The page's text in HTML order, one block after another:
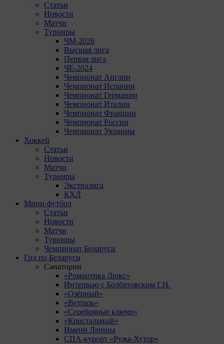
Статьи
Новости
Матчи
Турниры
ЧМ-2026
Высшая лига
Первая лига
ЧЕ-2024
Чемпионат Англии
Чемпионат Испании
Чемпионат Германии
Чемпионат Италии
Чемпионат Франции
Чемпионат России
Чемпионат Украины
Хоккей
Статьи
Новости
Матчи
Турниры
Экстралига
КХЛ
Мини-футбол
Статьи
Новости
Матчи
Турниры
Чемпионат Беларуси
Гид по Беларуси
Санатории
«Романтика Люкс»
Интервью с Болбатовским Г.Н.
«Озёрный»
«Ветразь»
«Серебряные ключи»
«Кристальный»
Имени Ленина
СПА-курорт «Ружа-Хутор»